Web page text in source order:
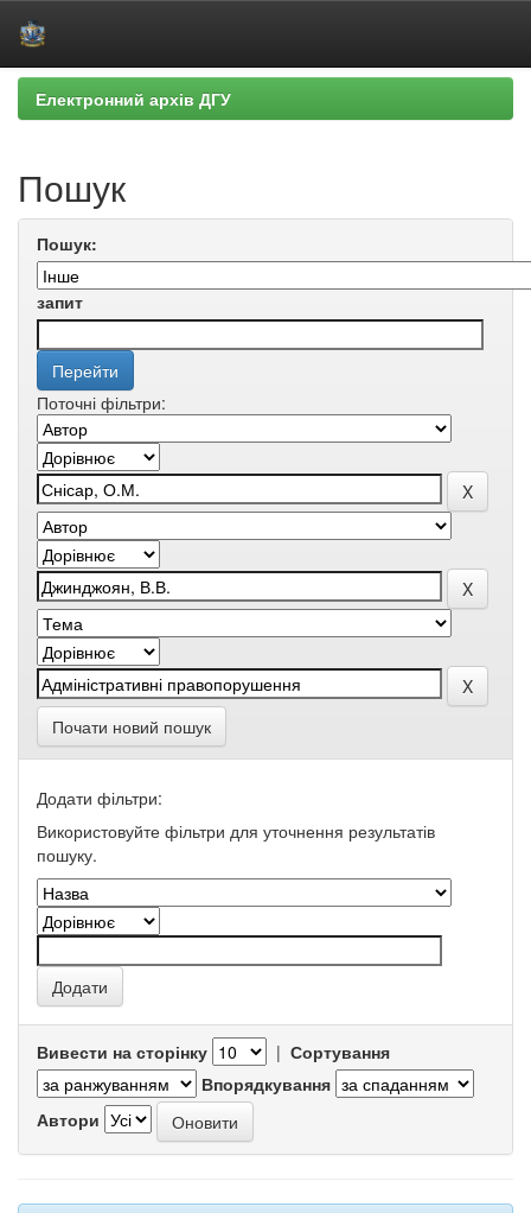
Skip
navigation
Електронний архів ДГУ
Пошук
Пошук:
запит
Поточні фільтри:
Почати новий пошук
Додати фільтри:
Використовуйте фільтри для уточнення результатів
пошуку.
Вивести на сторінку | Сортування
Впорядкування
Автори